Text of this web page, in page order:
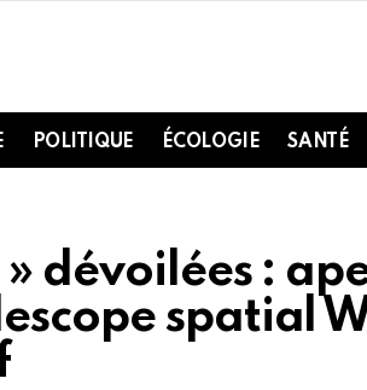
POLITIQUE ÉCOLOGIE SANTÉ
dévoilées :
spatial